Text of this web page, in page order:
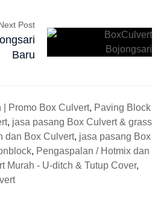
Post
Baru
| Promo Box Culvert, Paving Block
, jasa pasang Box Culvert & grass
dan Box Culvert, jasa pasang Box
, Pengaspalan / Hotmix dan
Murah - U-ditch & Tutup Cover,